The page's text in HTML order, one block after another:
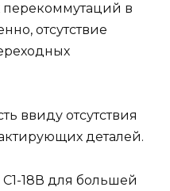
перекоммутаций в
отсутствие
ввиду отсутствия
деталей.
18В для большей